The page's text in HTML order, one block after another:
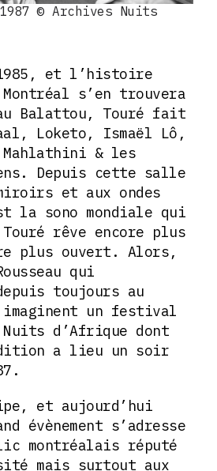
© Archives Nuits
et l’histoire
s’en trouvera
Balattou, Touré fait
Loketo, Ismaël Lô,
Mahlathini & les
Depuis cette salle
et aux ondes
la sono mondiale qui
rêve encore plus
plus ouvert. Alors,
qui
toujours au
un festival
d’Afrique dont
a lieu un soir
et aujourd’hui
évènement s’adresse
montréalais réputé
mais surtout aux